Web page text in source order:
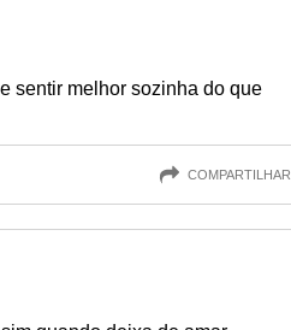
sentir melhor sozinha do que
COMPARTILHAR